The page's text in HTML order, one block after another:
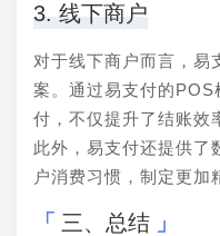
3. 线下商户
对于线下商户而言，易
案。通过易支付的POS
付，不仅提升了结账效
此外，易支付还提供了
户消费习惯，制定更加
三、总结